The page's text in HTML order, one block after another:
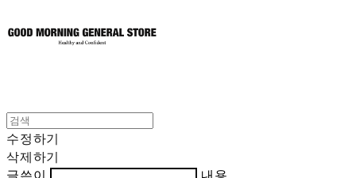
수정하기
삭제하기